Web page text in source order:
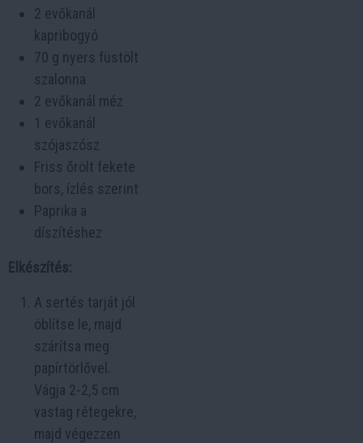
2 evőkanál
kapribogyó
70 g nyers füstölt
szalonna
2 evőkanál méz
1 evőkanál
szójaszósz
Friss őrölt fekete
bors, ízlés szerint
Paprika a
díszítéshez
Elkészítés:
A sertés tarját jól
öblítse le, majd
szárítsa meg
papírtörlővel.
Vágja 2-2,5 cm
vastag rétegekre,
majd végezzen